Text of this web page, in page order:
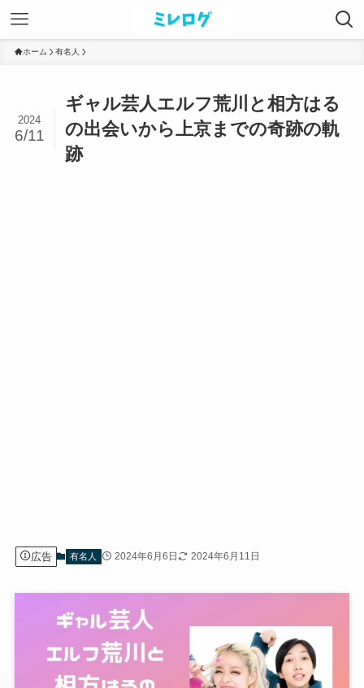
ホーム 有名人
ギャル芸人エルフ荒川と相方はる
の出会いから上京までの奇跡の軌
跡
2024
6/11
広告 有名人 2024年6月6日 2024年6月11日